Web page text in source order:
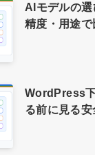
AIモデルの選
精度・用途で
WordPress
る前に見る